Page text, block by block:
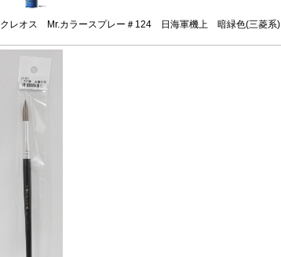
クレオス Mr.カラースプレー＃124 日海軍機上 暗緑色(三菱系)